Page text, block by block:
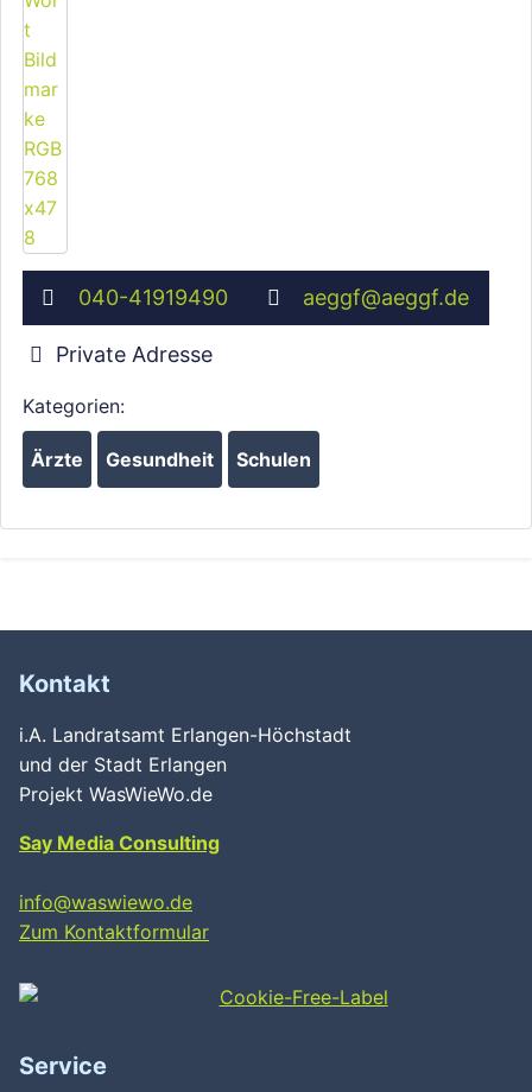
040-41919490 aeggf@aeggf.de
Private Adresse
Kategorien:
Ärzte Gesundheit Schulen
Kontakt
i.A. Landratsamt Erlangen-Höchstadt
und der Stadt Erlangen
Projekt WasWieWo.de
Say Media Consulting
info@waswiewo.de
Zum Kontaktformular
Service